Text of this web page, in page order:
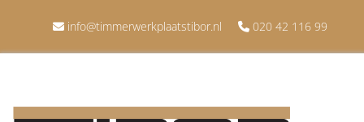
 info@timmerwerkplaatstibor.nl  020 42 116 99